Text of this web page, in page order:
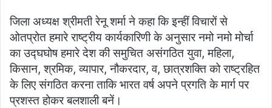
जिला अध्यक्ष श्रीमती रेनू शर्मा ने कहा कि इन्हीं विचारों से
ओतप्रोत हमारे राष्ट्रीय कार्यकारिणी के अनुसार नमो नमो मोर्चा
का उद्घघोष हमारे देश की समुचित असंगठित युवा, महिला,
किसान, श्रमिक, व्यापार, नौकरदार, व, छात्रशक्ति को राष्ट्रहित
के लिए संगठित करना ताकि भारत वर्ष अपने प्रगति के मार्ग पर
प्रशस्त होकर बलशाली बनें।